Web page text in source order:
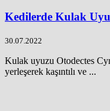
Kedilerde Kulak
30.07.2022
Kulak uyuzu Otodectes
yerleşerek kaşıntılı ve ...